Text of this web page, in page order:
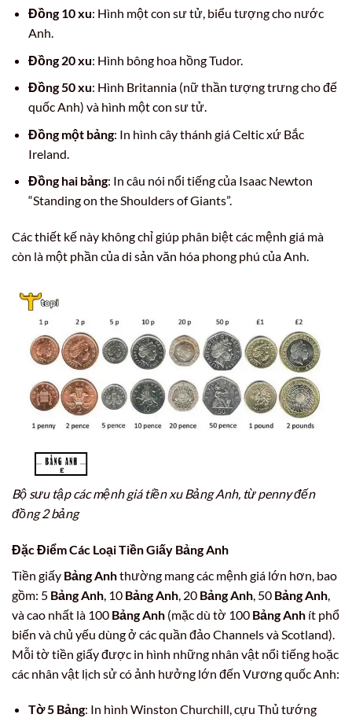
Đồng 10 xu: Hình một con sư tử, biểu tượng cho nước
Anh.
Đồng 20 xu: Hình bông hoa hồng Tudor.
Đồng 50 xu: Hình Britannia (nữ thần tượng trưng cho đế
quốc Anh) và hình một con sư tử.
Đồng một bảng: In hình cây thánh giá Celtic xứ Bắc
Ireland.
Đồng hai bảng: In câu nói nổi tiếng của Isaac Newton
“Standing on the Shoulders of Giants”.
Các thiết kế này không chỉ giúp phân biệt các mệnh giá mà
còn là một phần của di sản văn hóa phong phú của Anh.
Bộ sưu tập các mệnh giá tiền xu Bảng Anh, từ penny đến
đồng 2 bảng
Đặc Điểm Các Loại Tiền Giấy Bảng Anh
Tiền giấy Bảng Anhthường mang các mệnh giá lớn hơn, bao
gồm: 5 Bảng Anh , 10 Bảng Anh , 20 Bảng Anh , 50 Bảng Anh
và cao nhất là 100 Bảng Anh (mặc dù tờ 100 Bảng Anh ít phổ
biến và chủ yếu dùng ở các quần đảo Channels và Scotland).
Mỗi tờ tiền giấy được in hình những nhân vật nổi tiếng hoặc
các nhân vật lịch sử có ảnh hưởng lớn đến Vương quốc Anh:
Tờ 5 Bảng: In hình Winston Churchill, cựu Thủ tướng